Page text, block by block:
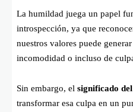
La humildad juega un papel
introspección, ya que
nuestros valores puede
incomodidad o incluso de
Sin embargo, el significado
transformar esa culpa en un